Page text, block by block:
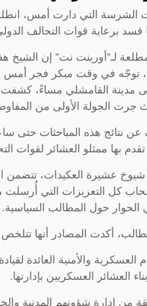
الشرسة التي دارت أمس،
قسد برعاية قوات التحالف
لـ”أورينت نت” إن الشيخ
توجّه في وقت مبكر فجر
مدينة القامشلي مساءً،
حيث جرت الجولة الأولى من
عن نتائج هذه المباحثات حتى
بها ممثلو العشائر لقوات
عشيرة العكيدات، تتضمن
كل التعزيزات التي
الحوار حول المطالب السياسية.
أكدت المصادر أنها
العسكرية والأمنية العائدة
العشائر العسكريين بإدارتها.
من إدارة شؤونهم المدنية